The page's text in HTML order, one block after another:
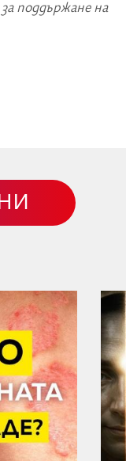
поддържане на